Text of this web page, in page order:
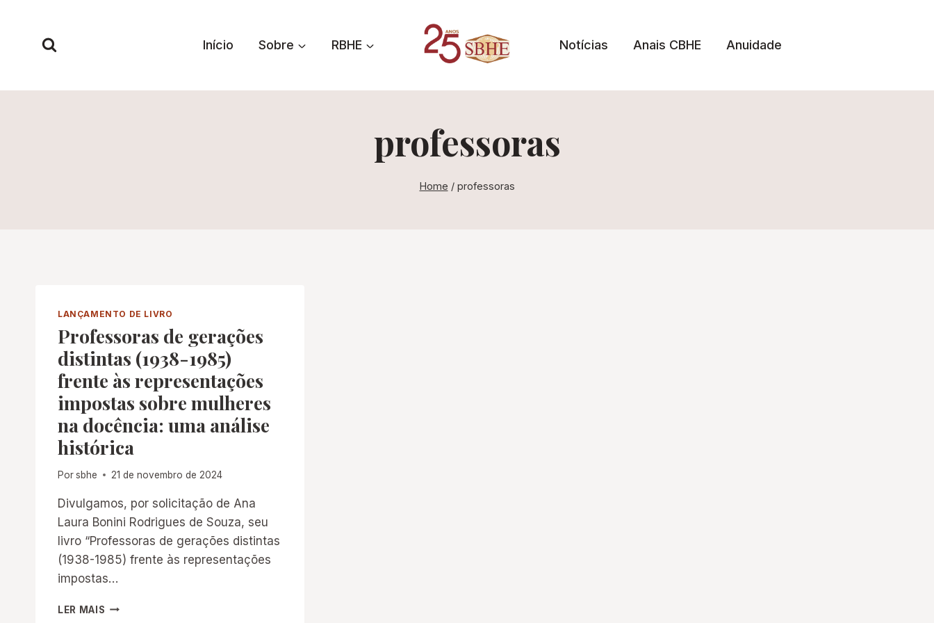
Início Sobre RBHE Notícias Anais CBHE Anuidade
professoras
Home / professoras
LANÇAMENTO DE LIVRO
Professoras de gerações
distintas (1938-1985)
frente às representações
impostas sobre mulheres
na docência: uma análise
histórica
Porsbhe 21 de novembro de 2024
Divulgamos, por solicitação de Ana
Laura Bonini Rodrigues de Souza, seu
livro “Professoras de gerações distintas
(1938-1985) frente às representações
impostas…
LER MAIS PROFESSORAS